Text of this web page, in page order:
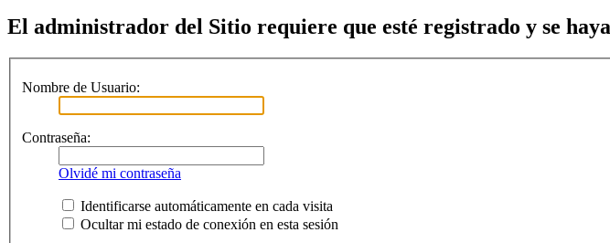
El administrador del Sitio requiere que esté registrado y se
Nombre de Usuario:
Contraseña:
Olvidé mi contraseña
Identificarse automáticamente en cada visita
Ocultar mi estado de conexión en esta sesión